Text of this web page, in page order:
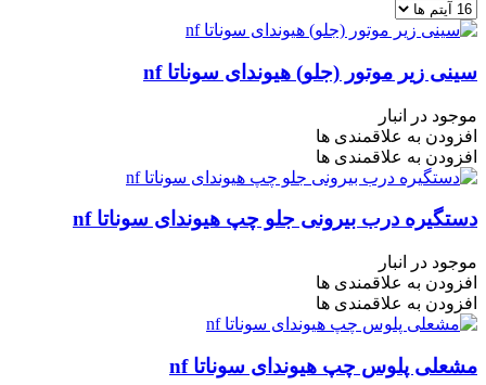
سینی زیر موتور (جلو) هیوندای سوناتا nf
موجود در انبار
افزودن به علاقمندی ها
افزودن به علاقمندی ها
دستگیره درب بیرونی جلو چپ هیوندای سوناتا nf
موجود در انبار
افزودن به علاقمندی ها
افزودن به علاقمندی ها
مشعلی پلوس چپ هیوندای سوناتا nf